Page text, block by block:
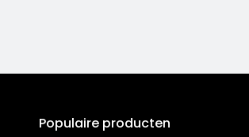
Populaire producten